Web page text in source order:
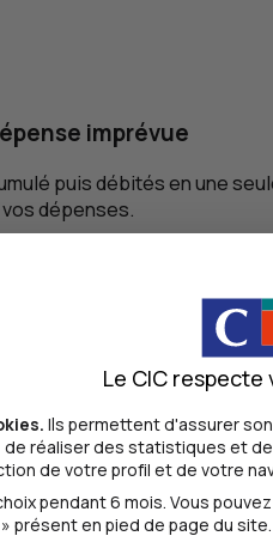
imprévue
puis débités en une
dépenses.
dans votre espace cartes.
Vous y retrouverez
obtenir de
cas de perte, vol ou de
Le CIC
Ils permettent d'assurer
réaliser des statistiques et
de votre profil et de votre
pendant 6 mois. Vous
présent en pied de page du site.